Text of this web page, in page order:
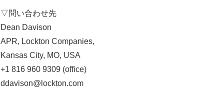
▽問い合わせ先
Dean Davison
APR, Lockton Companies,
Kansas City, MO, USA
+1 816 960 9309 (office)
ddavison@lockton.com